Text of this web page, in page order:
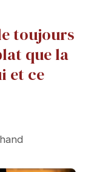
toujours
que la
et ce